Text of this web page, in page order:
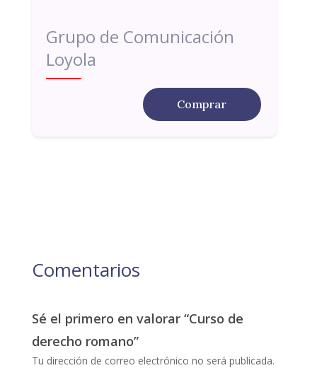
Grupo de Comunicación
Loyola
Comprar
Comentarios
Sé el primero en valorar “Curso de
derecho romano”
Tu dirección de correo electrónico no será publicada.